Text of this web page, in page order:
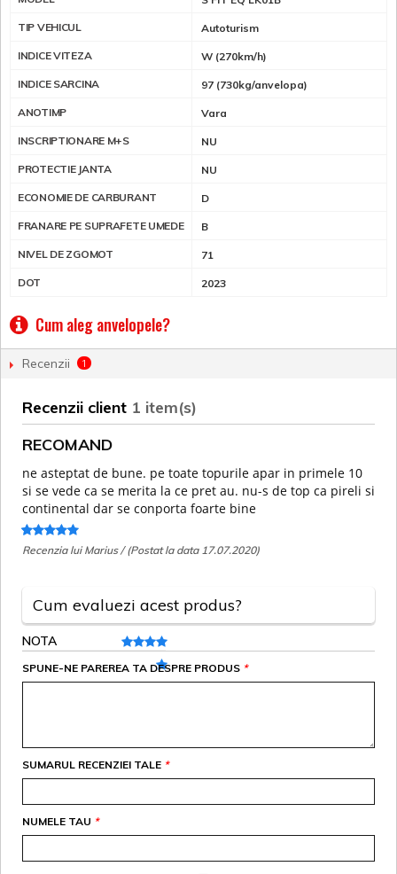
TIP VEHICUL Autoturism
INDICE VITEZA W (270km/h)
INDICE SARCINA 97 (730kg/anvelopa)
ANOTIMP Vara
INSCRIPTIONARE M+S NU
PROTECTIE JANTA NU
ECONOMIE DE CARBURANT D
FRANARE PE SUPRAFETE UMEDE B
NIVEL DE ZGOMOT 71
DOT 2023
Cum aleg anvelopele?
Recenzii 1
Recenzii client 1 item(s)
RECOMAND
ne asteptat de bune. pe toate topurile apar in primele 10
si se vede ca se merita la ce pret au. nu-s de top ca pireli si
continental dar se conporta foarte bine
Recenzia lui Marius / (Postat la data 17.07.2020)
Cum evaluezi acest produs?
NOTA
*
SPUNE-NE PAREREA TA DESPRE PRODUS
*
SUMARUL RECENZIEI TALE
*
NUMELE TAU